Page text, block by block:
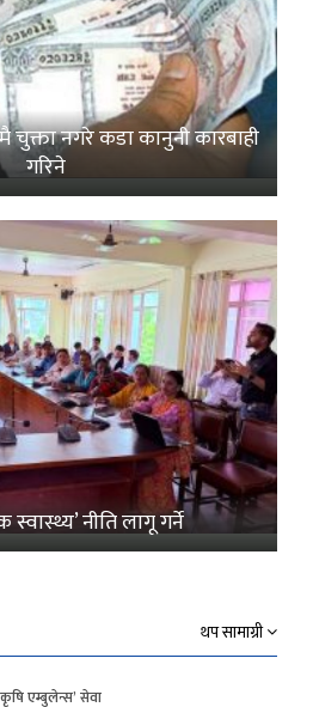
नगरे कडा कानुनी कारबाही
गरिने
नीति लागू गर्ने
थप सामाग्री
एम्बुलेन्स’ सेवा